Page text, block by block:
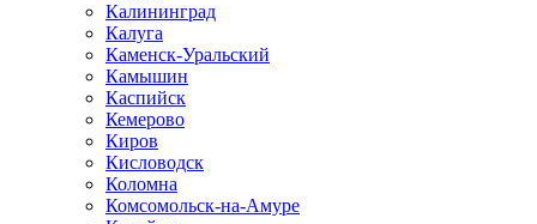
Калининград
Калуга
Каменск-Уральский
Камышин
Каспийск
Кемерово
Киров
Кисловодск
Коломна
Комсомольск-на-Амуре